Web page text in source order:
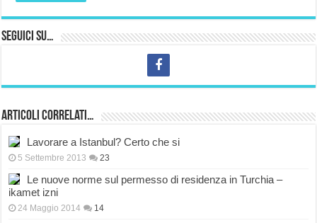
Seguici su…
Articoli correlati…
Lavorare a Istanbul? Certo che si
5 Settembre 2013 23
Le nuove norme sul permesso di residenza in Turchia –
ikamet izni
24 Maggio 2014 14